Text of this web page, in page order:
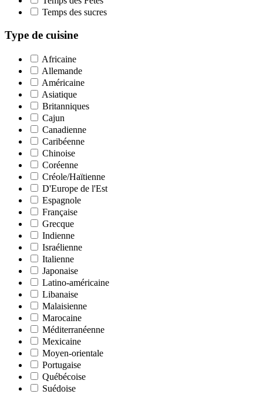
Temps des sucres
Type de cuisine
Africaine
Allemande
Américaine
Asiatique
Britanniques
Cajun
Canadienne
Caribéenne
Chinoise
Coréenne
Créole/Haïtienne
D'Europe de l'Est
Espagnole
Française
Grecque
Indienne
Israélienne
Italienne
Japonaise
Latino-américaine
Libanaise
Malaisienne
Marocaine
Méditerranéenne
Mexicaine
Moyen-orientale
Portugaise
Québécoise
Suédoise